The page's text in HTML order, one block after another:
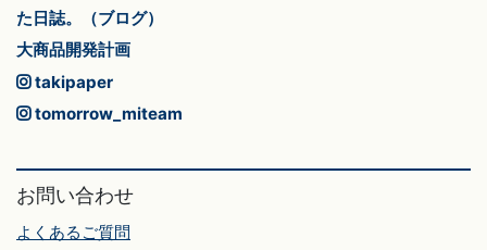
た日誌。（ブログ）
大商品開発計画
takipaper
tomorrow_miteam
お問い合わせ
よくあるご質問